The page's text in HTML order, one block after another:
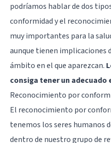
podríamos hablar de dos
conformidad y el
muy importantes para la
aunque tienen implicaciones
ámbito en el que aparezcan.
consiga tener un
Reconocimiento por
El reconocimiento por
tenemos los seres humanos
dentro de nuestro grupo de